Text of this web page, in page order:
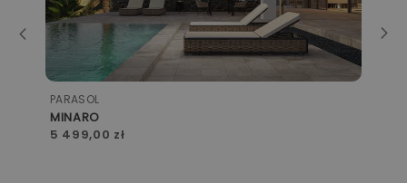
PARASOL
PARASOL